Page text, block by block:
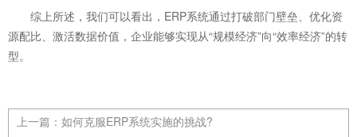
综上所述，我们可以看出，ERP系统通过打破部门壁垒、优化资
源配比、激活数据价值，企业能够实现从“规模经济”向“效率经济”的转
型。
上一篇： 如何克服ERP系统实施的挑战?